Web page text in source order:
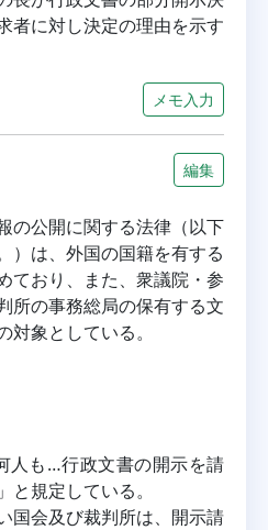
者に対し決定の理由を示す
メモ入力
編集
の公開に関する法律（以下
）は、外国の国籍を有する
ており、また、衆議院・参
所の事務総局の保有する文
象としている。
人も…行政文書の開示を請
規定している。
国会及び裁判所は、開示請